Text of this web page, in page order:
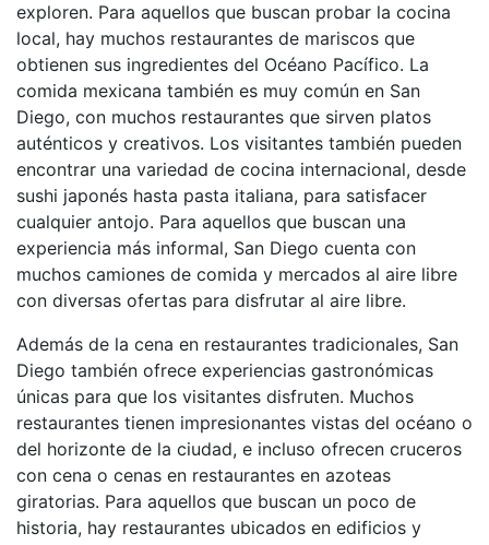
exploren. Para aquellos que buscan probar la cocina
local, hay muchos restaurantes de mariscos que
obtienen sus ingredientes del Océano Pacífico. La
comida mexicana también es muy común en San
Diego, con muchos restaurantes que sirven platos
auténticos y creativos. Los visitantes también pueden
encontrar una variedad de cocina internacional, desde
sushi japonés hasta pasta italiana, para satisfacer
cualquier antojo. Para aquellos que buscan una
experiencia más informal, San Diego cuenta con
muchos camiones de comida y mercados al aire libre
con diversas ofertas para disfrutar al aire libre.
Además de la cena en restaurantes tradicionales, San
Diego también ofrece experiencias gastronómicas
únicas para que los visitantes disfruten. Muchos
restaurantes tienen impresionantes vistas del océano o
del horizonte de la ciudad, e incluso ofrecen cruceros
con cena o cenas en restaurantes en azoteas
giratorias. Para aquellos que buscan un poco de
historia, hay restaurantes ubicados en edificios y